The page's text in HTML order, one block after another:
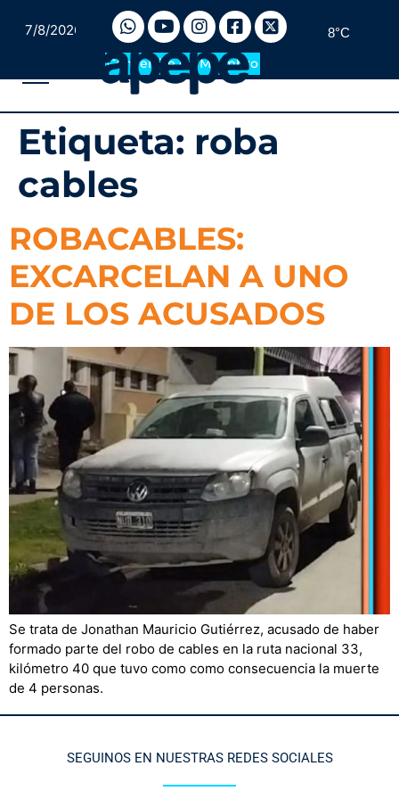
7/8/2026 8°C
Convertite en Miembro
Etiqueta: roba
cables
ROBACABLES:
EXCARCELAN A UNO
DE LOS ACUSADOS
Se trata de Jonathan Mauricio Gutiérrez, acusado de haber
formado parte del robo de cables en la ruta nacional 33,
kilómetro 40 que tuvo como como consecuencia la muerte
de 4 personas.
SEGUINOS EN NUESTRAS REDES SOCIALES